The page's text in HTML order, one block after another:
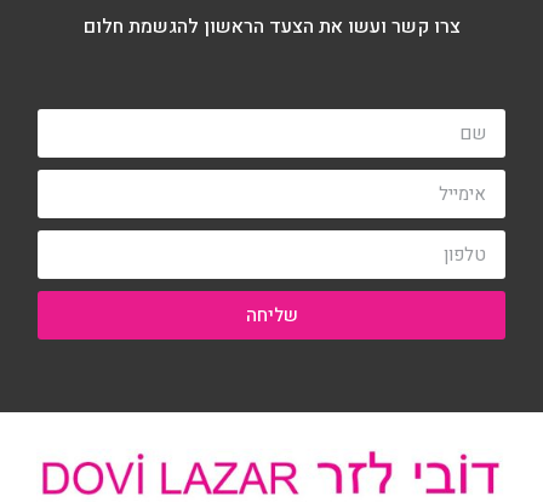
צרו קשר ועשו את הצעד הראשון להגשמת חלום
שליחה